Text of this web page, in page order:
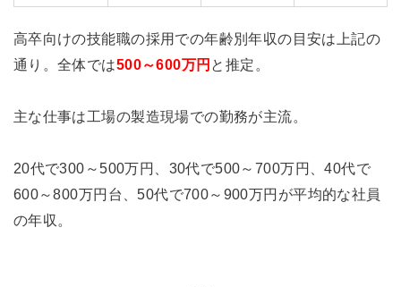
高卒向けの技能職の採用での年齢別年収の目安は上記の
通り。全体では500～600万円 と推定。
主な仕事は工場の製造現場での勤務が主流。
20代で300～500万円、30代で500～700万円、40代で
600～800万円台、50代で700～900万円が平均的な社員
の年収。